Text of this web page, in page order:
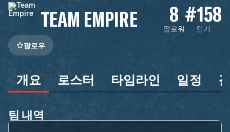
TEAM EMPIRE 8
팔로워
#158
인기
팔로우
개요 로스터 타임라인 일정
팀 내역